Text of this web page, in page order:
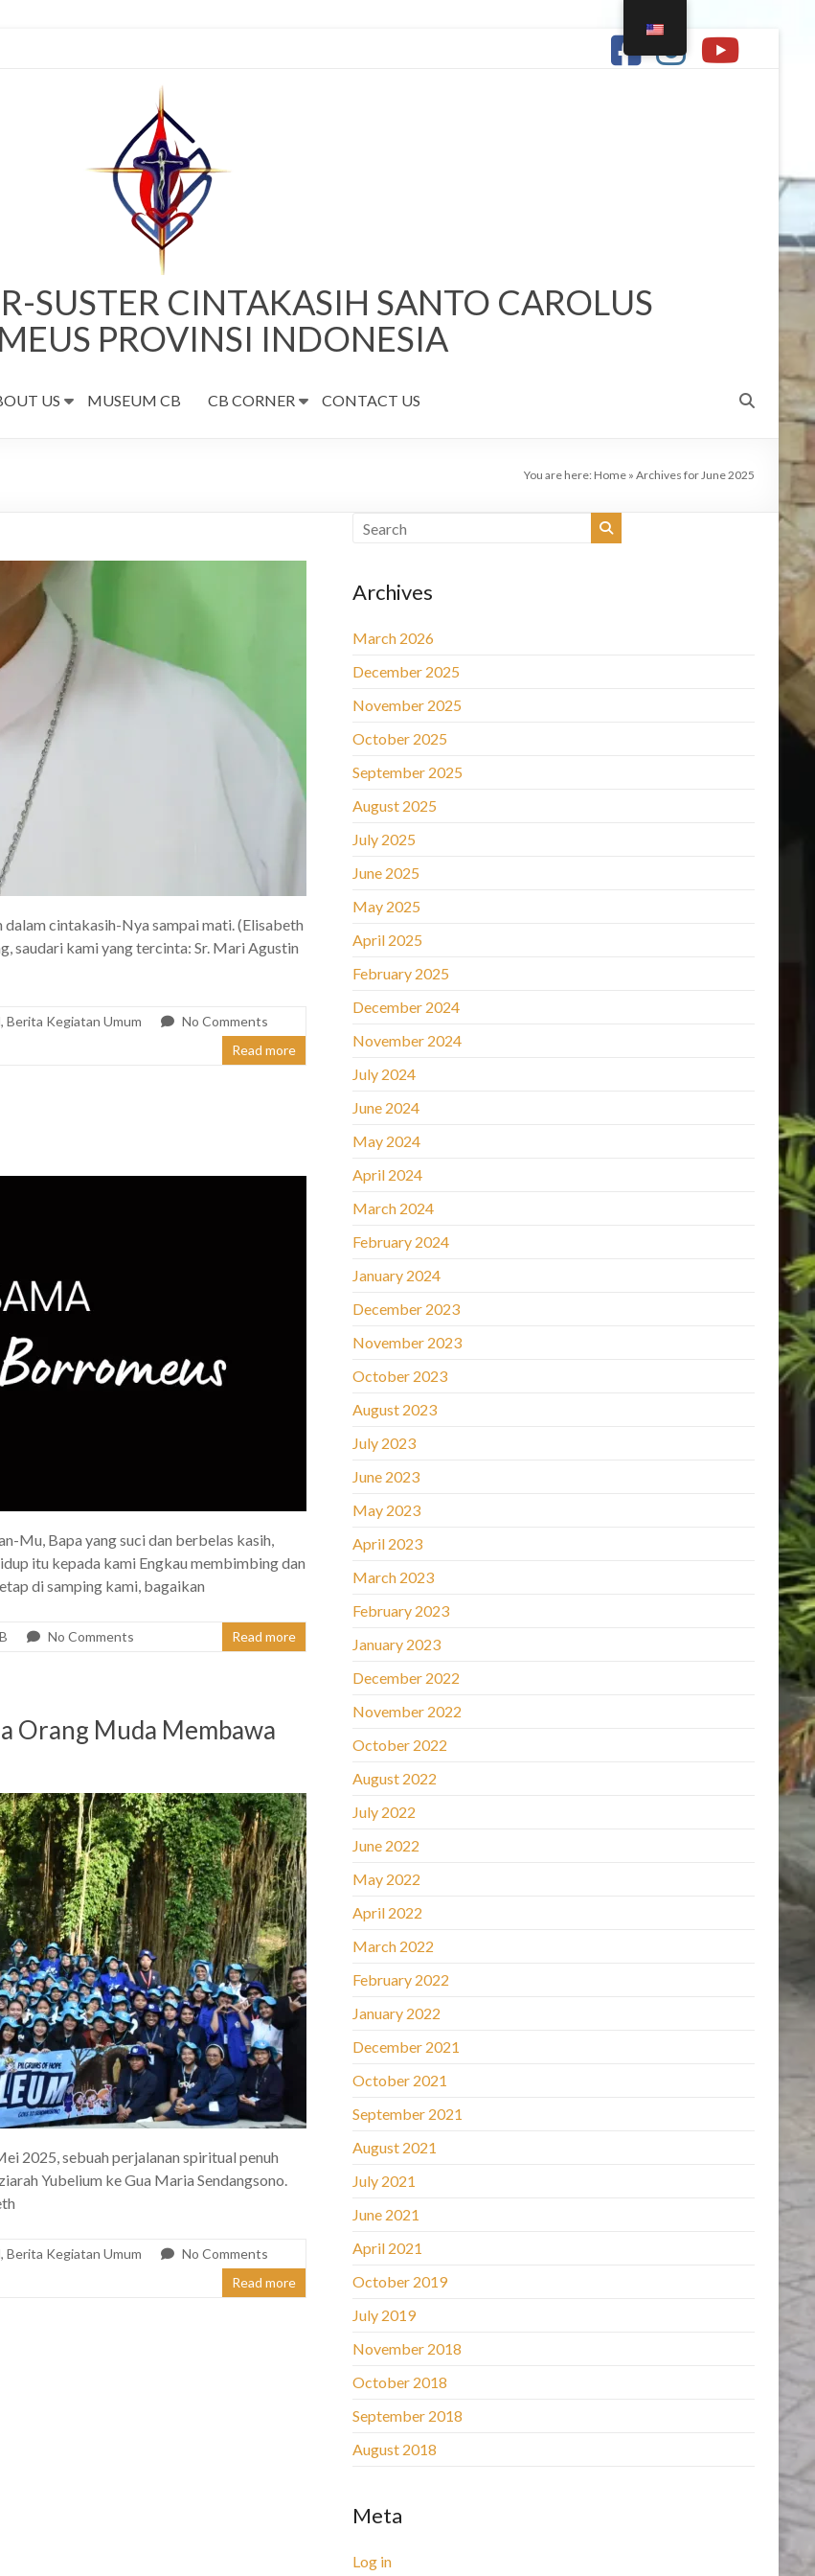
SUSTER CINTAKASIH SANTO CAROLUS
PROVINSI INDONESIA
US MUSEUM CB CB CORNER CONTACT US
You are here: Home » Archives for June 2025
cintakasih-Nya sampai mati. (Elisabeth
saudari kami yang tercinta: Sr. Mari Agustin
, Berita Kegiatan Umum
No Comments
Read more
Mu, Bapa yang suci dan berbelas kasih,
itu kepada kami Engkau membimbing dan
di samping kami, bagaikan
No Comments Read more
Orang Muda Membawa
2025, sebuah perjalanan spiritual penuh
Yubelium ke Gua Maria Sendangsono.
, Berita Kegiatan Umum
No Comments
Read more
Archives
March 2026
December 2025
November 2025
October 2025
September 2025
August 2025
July 2025
June 2025
May 2025
April 2025
February 2025
December 2024
November 2024
July 2024
June 2024
May 2024
April 2024
March 2024
February 2024
January 2024
December 2023
November 2023
October 2023
August 2023
July 2023
June 2023
May 2023
April 2023
March 2023
February 2023
January 2023
December 2022
November 2022
October 2022
August 2022
July 2022
June 2022
May 2022
April 2022
March 2022
February 2022
January 2022
December 2021
October 2021
September 2021
August 2021
July 2021
June 2021
April 2021
October 2019
July 2019
November 2018
October 2018
September 2018
August 2018
Meta
Log in